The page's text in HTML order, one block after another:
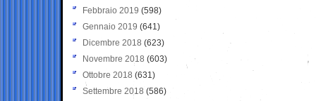
Febbraio 2019 (598)
Gennaio 2019 (641)
Dicembre 2018 (623)
Novembre 2018 (603)
Ottobre 2018 (631)
Settembre 2018 (586)